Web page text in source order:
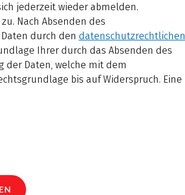
jederzeit wieder abmelden.
Nach Absenden des
durch den datenschutzrechtlichen
Ihrer durch das Absenden des
der Daten, welche mit dem
bis auf Widerspruch. Eine